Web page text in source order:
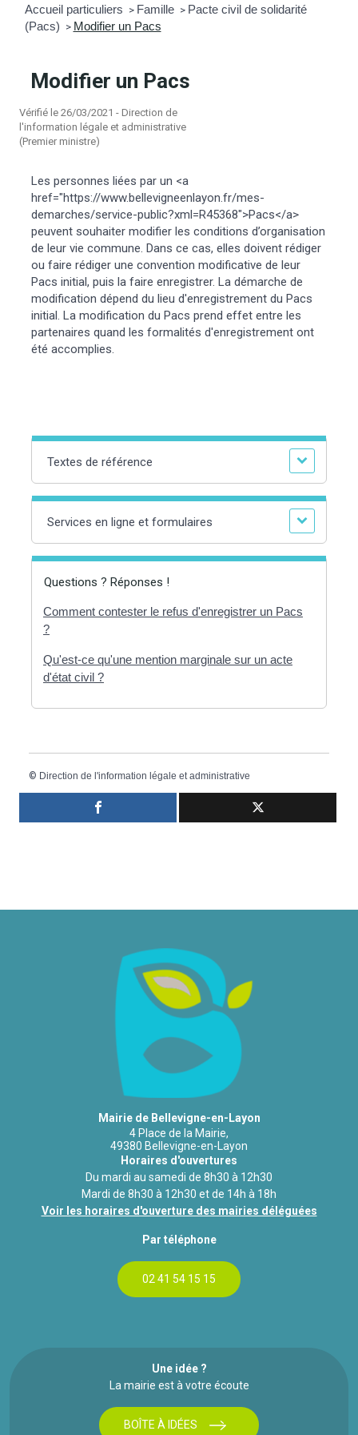
municipaux
sur la commune
d’urbanisme
voirie, arrêté de circulation et
domaine public
à la commune
loisirs
Accueil particuliers > Famille > Pacte civil de solidarité
(Pacs) > Modifier un Pacs
Modifier un Pacs
Vérifié le 26/03/2021 - Direction de
l'information légale et administrative
(Premier ministre)
Les personnes liées par un <a
href="https://www.bellevigneenlayon.fr/mes-
demarches/service-public?xml=R45368">Pacs</a>
peuvent souhaiter modifier les conditions d’organisation
de leur vie commune. Dans ce cas, elles doivent rédiger
ou faire rédiger une convention modificative de leur
Pacs initial, puis la faire enregistrer. La démarche de
modification dépend du lieu d'enregistrement du Pacs
initial. La modification du Pacs prend effet entre les
partenaires quand les formalités d'enregistrement ont
été accomplies.
Textes de référence
Services en ligne et formulaires
Questions ? Réponses !
Comment contester le refus d'enregistrer un Pacs
?
Qu'est-ce qu'une mention marginale sur un acte
d'état civil ?
© Direction de l'information légale et administrative
Mairie de Bellevigne-en-Layon
4 Place de la Mairie,
49380 Bellevigne-en-Layon
Horaires d'ouvertures
Du mardi au samedi de 8h30 à 12h30
Mardi de 8h30 à 12h30 et de 14h à 18h
Voir les horaires d'ouverture des mairies déléguées
Par téléphone
02 41 54 15 15
Une idée ?
La mairie est à votre écoute
BOÎTE À IDÉES